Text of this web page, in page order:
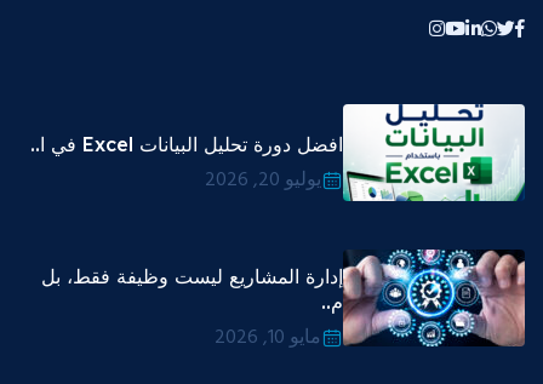
افضل دورة تحليل البيانات Excel في ا..
يوليو 20, 2026
إدارة المشاريع ليست وظيفة فقط، بل
م..
مايو 10, 2026